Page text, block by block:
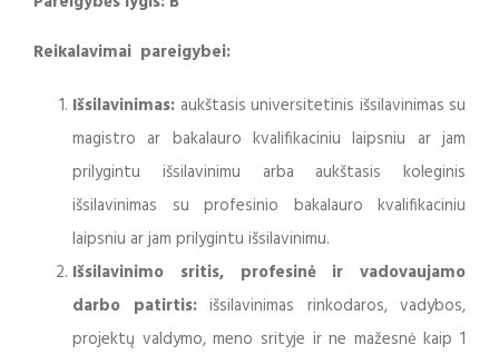
Reikalavimai pareigybei:
Išsilavinimas: aukštasis universitetinis išsilavinimas su
magistro ar bakalauro kvalifikaciniu laipsniu ar jam
prilygintu išsilavinimu arba aukštasis koleginis
išsilavinimas su profesinio bakalauro kvalifikaciniu
laipsniu ar jam prilygintu išsilavinimu.
Išsilavinimo sritis, profesinė ir vadovaujamo
darbo patirtis: išsilavinimas rinkodaros, vadybos,
projektų valdymo, meno srityje ir ne mažesnė kaip 1